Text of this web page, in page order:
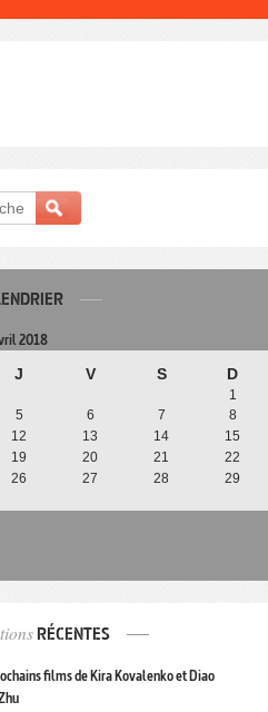
2018
J V S D
1
5 6 7
8
12 13 14
15
19 20 21
22
26 27 28
29
RÉCENTES
films de Kira Kovalenko et Diao